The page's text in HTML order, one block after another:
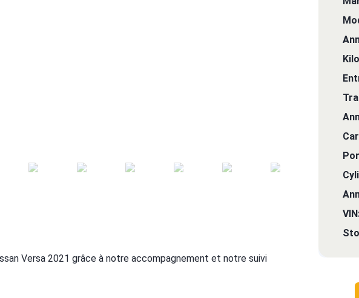
Versa 2021 grâce à notre accompagnement et notre suivi